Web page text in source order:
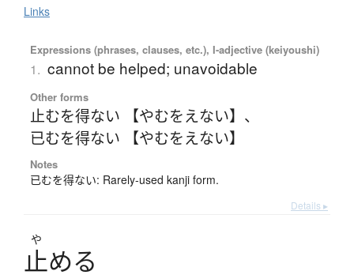
Links
Expressions (phrases, clauses, etc.), I-adjective (keiyoushi)
1. cannot be helped; unavoidable
Other forms
止むを得ない 【やむをえない】 、
已むを得ない 【やむをえない】
Notes
已むを得ない: Rarely-used kanji form.
Details ▸
や
止める